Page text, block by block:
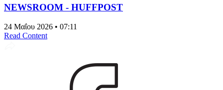
NEWSROOM - HUFFPOST
24 Μαΐου 2026 • 07:11
Read Content